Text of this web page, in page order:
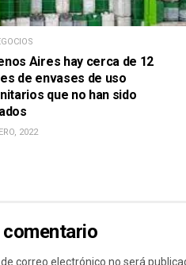
Aires hay cerca de 12
de envases de uso
que no han sido
2022
comentario
correo electrónico no será